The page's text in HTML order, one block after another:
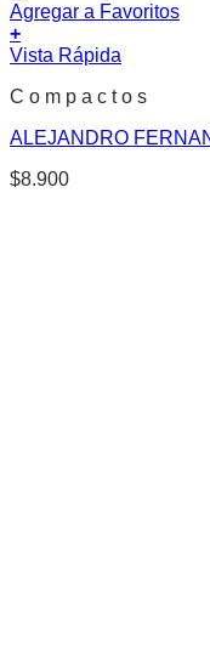
Agregar a Favoritos
+
Vista Rápida
C o m p a c t o s
ALEJANDRO
$8.900